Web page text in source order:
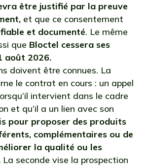
être justifié par la preuve
et que ce consentement
et documenté. Le même
que Bloctel cessera ses
août 2026.
doivent être connues. La
le contrat en cours : un appel
intervient dans le cadre
et qu’il a un lien avec son
pour proposer des produits
complémentaires ou de
la qualité ou les
La seconde vise la prospection